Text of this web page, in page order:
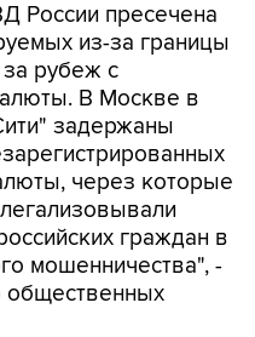
России пресечена
из-за границы
рубеж с
В Москве в
задержаны
через которые
граждан в
мошенничества", -
общественных